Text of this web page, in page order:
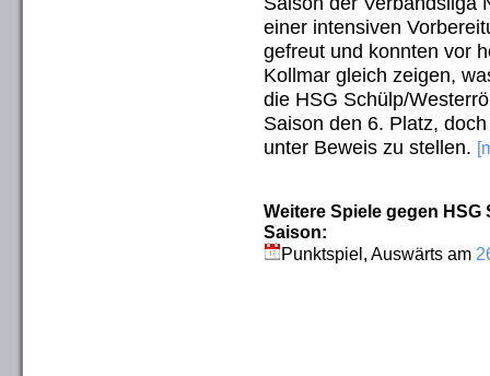
einer intensiven
gefreut und konnten vor
Kollmar gleich zeigen,
die HSG Schülp/
Saison den 6. Platz,
unter Beweis zu stellen.
Weitere Spiele gegen
Saison:
Punktspiel, Auswärts am